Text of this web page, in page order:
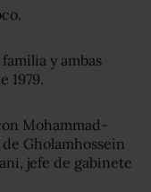
y ambas
1979.
Mohammad-
Gholamhossein
jefe de gabinete